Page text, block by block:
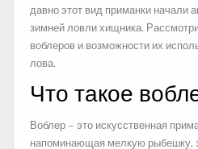
давно этот вид приманки начали
зимней ловли хищника.
воблеров и возможности их
лова.
Что такое
Воблер – это искусственная
напоминающая мелкую рыбешку,